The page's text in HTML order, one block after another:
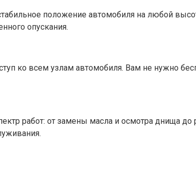
положение автомобиля на любой
опускания.
ко всем узлам автомобиля. Вам не нужно
работ: от замены масла и осмотра днища